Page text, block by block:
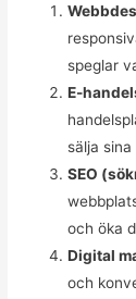
speglar
E-
sälja
SEO
och öka
Digital
och